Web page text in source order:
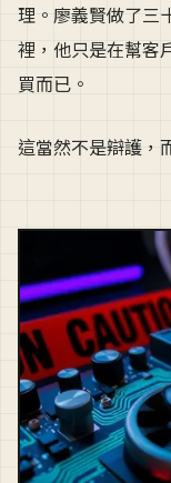
理。廖義賢做了三
裡，他只是在幫
買而已。
這當然不是辯護，